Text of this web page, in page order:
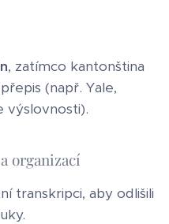
, zatímco kantonština
(např. Yale,
výslovnosti).
organizací
transkripci, aby odlišili